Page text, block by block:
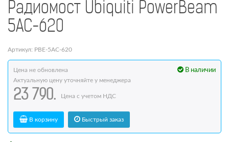
Радиомост Ubiquiti PowerBeam
5AC-620
Артикул: PBE-5AC-620
В наличии
Цена не обновлена
Актуальную цену уточняйте у менеджера
23 790. Цена с учетом НДС
В корзину Быстрый заказ